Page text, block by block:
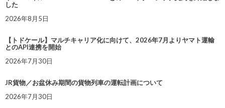
した
2026年8月5日
【トドケール】マルチキャリア化に向けて、2026年7月よりヤマト運輸
とのAPI連携を開始
2026年7月30日
JR貨物／お盆休み期間の貨物列車の運転計画について
2026年7月30日